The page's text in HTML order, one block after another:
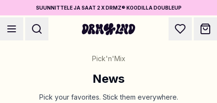
SUUNNITTELE JA SAAT 2 X DRMZ® KOODILLA DOUBLEUP
Pick'n'Mix
News
Pick your favorites. Stick them everywhere.